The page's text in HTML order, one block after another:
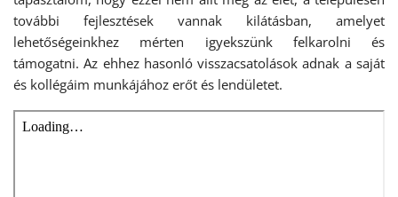
további fejlesztések vannak kilátásban, amelyet
lehetőségeinkhez mérten igyekszünk felkarolni és
támogatni. Az ehhez hasonló visszacsatolások adnak a saját
és kollégáim munkájához erőt és lendületet.